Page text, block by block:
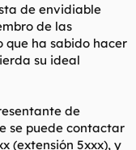
de envidiable
de las
que ha sabido hacer
su ideal
de
se puede contactar
(extensión 5xxx), y